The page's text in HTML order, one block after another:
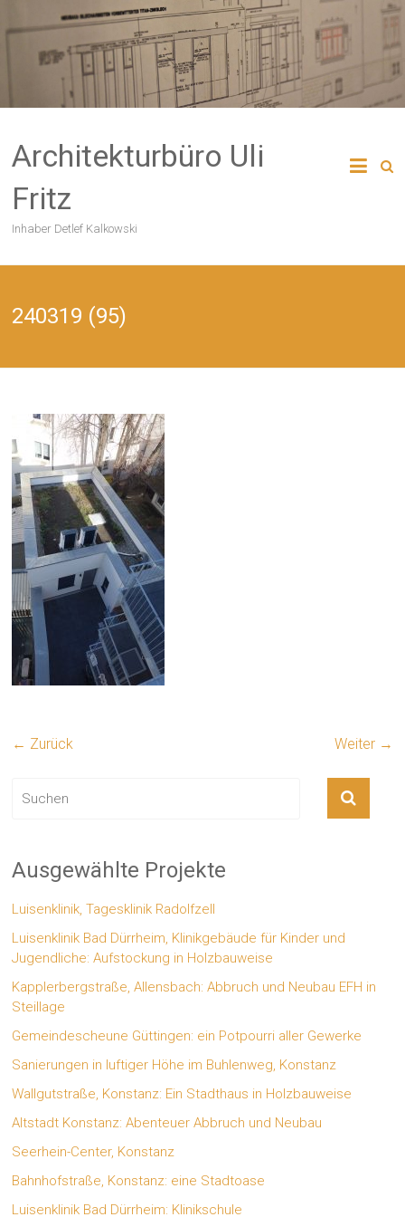
to
content
Architekturbüro Uli
Fritz
Inhaber Detlef Kalkowski
240319 (95)
← Zurück Weiter →
Ausgewählte Projekte
Luisenklinik, Tagesklinik Radolfzell
Luisenklinik Bad Dürrheim, Klinikgebäude für Kinder und
Jugendliche: Aufstockung in Holzbauweise
Kapplerbergstraße, Allensbach: Abbruch und Neubau EFH in
Steillage
Gemeindescheune Güttingen: ein Potpourri aller Gewerke
Sanierungen in luftiger Höhe im Buhlenweg, Konstanz
Wallgutstraße, Konstanz: Ein Stadthaus in Holzbauweise
Altstadt Konstanz: Abenteuer Abbruch und Neubau
Seerhein-Center, Konstanz
Bahnhofstraße, Konstanz: eine Stadtoase
Luisenklinik Bad Dürrheim: Klinikschule